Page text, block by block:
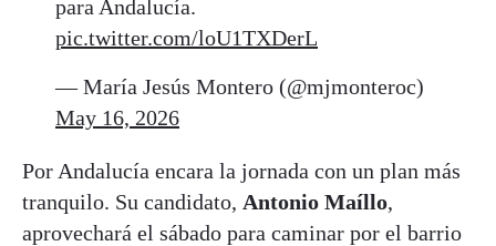
para Andalucía.
pic.twitter.com/loU1TXDerL
— María Jesús Montero (@mjmonteroc)
May 16, 2026
Por Andalucía encara la jornada con un plan más
tranquilo. Su candidato, Antonio Maíllo,
aprovechará el sábado para caminar por el barrio